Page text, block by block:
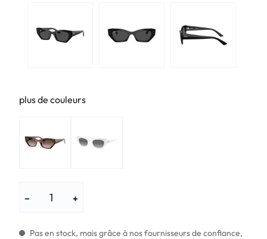
plus de couleurs
− +
Pas en stock, mais grâce à nos fournisseurs de confiance,